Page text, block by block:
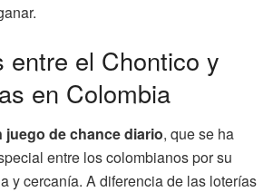
entre el Chontico y
en Colombia
de chance diario, que se ha
entre los colombianos por su
y cercanía. A diferencia de las loterías